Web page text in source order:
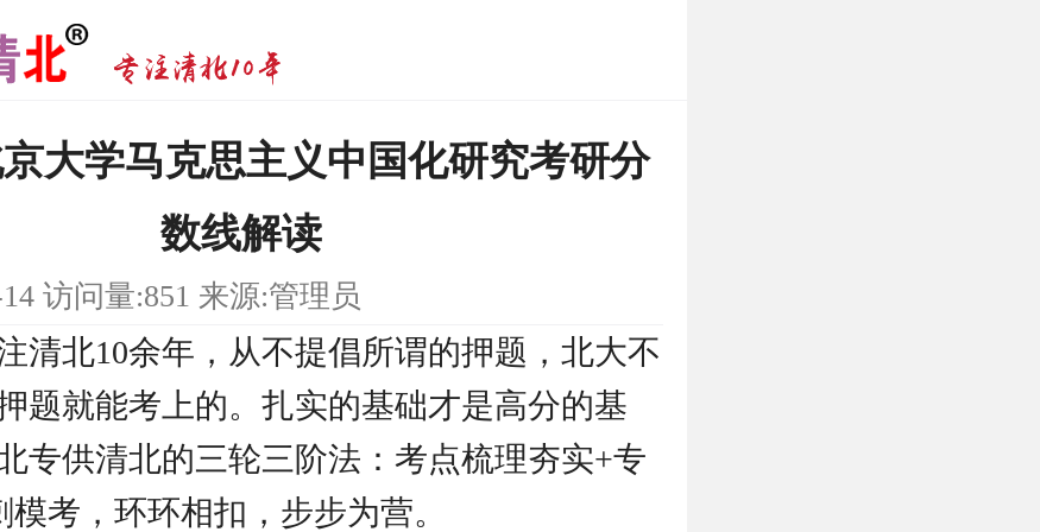
大学马克思主义中国化研究考研分
数线解读
访问量:851 来源:管理员
清北10余年，从不提倡所谓的押题，北大不
题就能考上的。扎实的基础才是高分的基
专供清北的三轮三阶法：考点梳理夯实+专
考，环环相扣，步步为营。